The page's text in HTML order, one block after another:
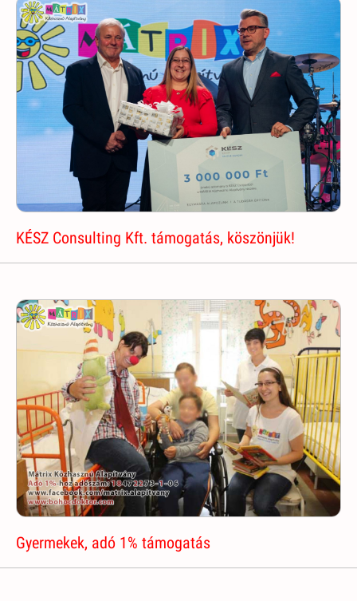
KÉSZ Consulting Kft. támogatás, köszönjük!
Gyermekek, adó 1% támogatás